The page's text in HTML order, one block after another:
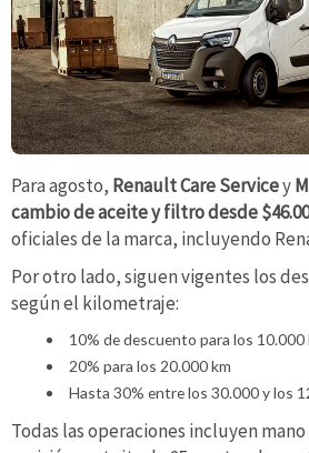
Para agosto, Renault Care Servicey
cambio de aceite y filtro desde
oficiales de la marca, incluyendo
Por otro lado, siguen vigentes los
según el kilometraje:
10% de descuento para los 10.000
20% para los 20.000 km
Hasta 30% entre los 30.000 y los
Todas las operaciones incluyen